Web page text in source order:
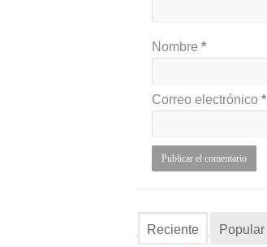
Nombre *
Correo electrónico *
Reciente Popular